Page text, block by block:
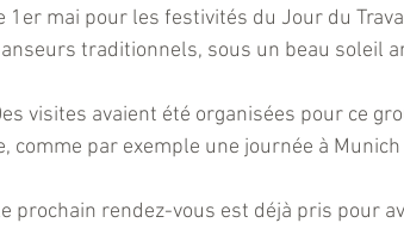
1er mai pour les festivités du Jour du
traditionnels, sous un beau soleil
visites avaient été organisées pour ce
comme par exemple une journée à
prochain rendez-vous est déjà pris pour